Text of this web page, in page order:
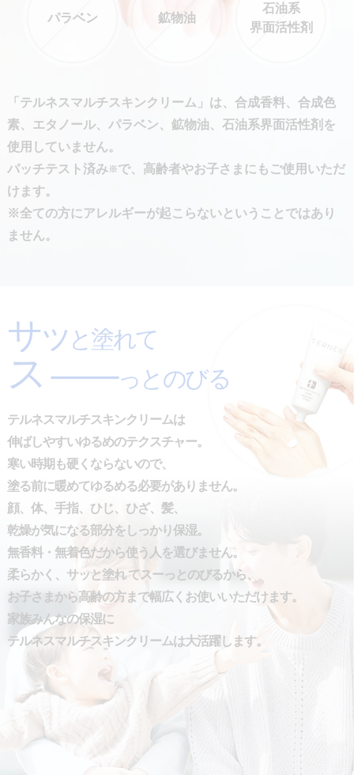
パラベン 鉱物油
石油系
界面活性剤
「テルネスマルチスキンクリーム」は、合成香料、合成色
素、エタノール、パラベン、鉱物油、石油系界面活性剤を
使用していません。
パッチテスト済み※で、高齢者やお子さまにもご使用いただ
けます。
※全ての方にアレルギーが起こらないということではあり
ません。
サッ と塗れて
ス ーっとのびる
テルネスマルチスキンクリームは
伸ばしやすいゆるめのテクスチャー。
寒い時期も硬くならないので、
塗る前に暖めてゆるめる必要がありません。
顔、体、手指、ひじ、ひざ、髪、
乾燥が気になる部分をしっかり保湿。
無香料・無着色だから使う人を選びません。
柔らかく、サッと塗れ てスーっとのびるから、
お子さまから高齢の方まで幅広くお使いいただけます。
家族みんなの保湿に
テルネスマルチスキンクリームは大活躍します。